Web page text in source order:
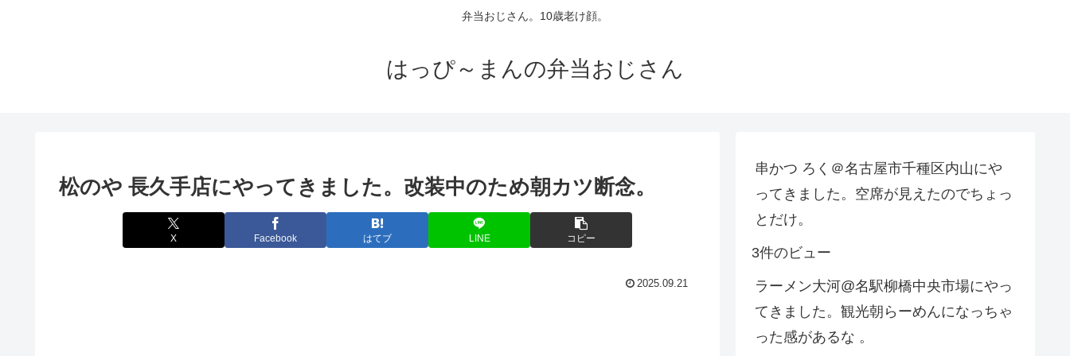
弁当おじさん。10歳老け顔。
はっぴ～まんの弁当おじさん
松のや 長久手店にやってきました。改装中のため朝カツ断念。
X Facebook はてブ LINE コピー
2025.09.21
串かつ ろく＠名古屋市千種区内山にや
ってきました。空席が見えたのでちょっ
とだけ。
3件のビュー
ラーメン大河@名駅柳橋中央市場にやっ
てきました。観光朝らーめんになっちゃ
った感があるな 。